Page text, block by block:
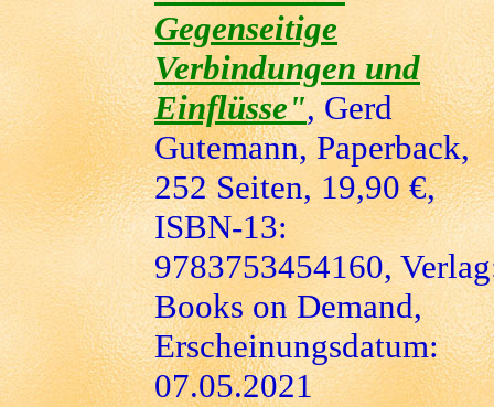
Gegenseitige
Verbindungen und
Einflüsse", Gerd
Gutemann, Paperback,
252 Seiten, 19,90 €,
ISBN-13:
9783753454160,
Books on Demand,
Erscheinungsdatum:
07.05.2021